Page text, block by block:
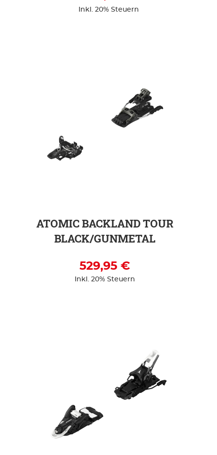
Inkl. 20% Steuern
ATOMIC BACKLAND TOUR
BLACK/GUNMETAL
529,95 €
Inkl. 20% Steuern